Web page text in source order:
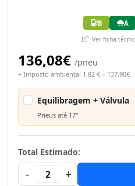
B A
Ver ficha
136,08€ /pneu
+ Imposto ambiental 1,82 € = 137,90€
Equilibragem + Válvula
Pneus até 17"
Total Estimado:
-
2 +